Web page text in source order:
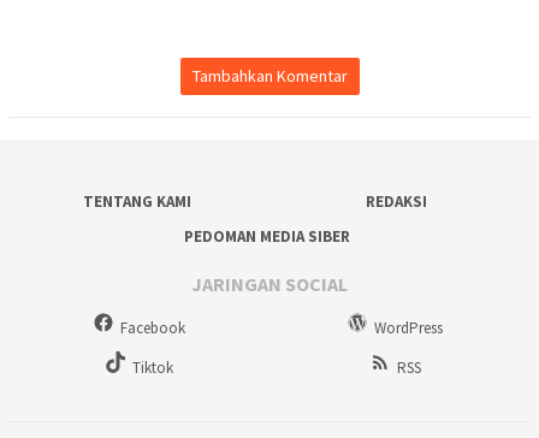
Tambahkan Komentar
TENTANG KAMI
REDAKSI
PEDOMAN MEDIA SIBER
JARINGAN SOCIAL
Facebook
WordPress
Tiktok
RSS